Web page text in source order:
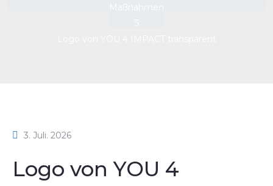
3. Juli. 2026
Logo von YOU 4